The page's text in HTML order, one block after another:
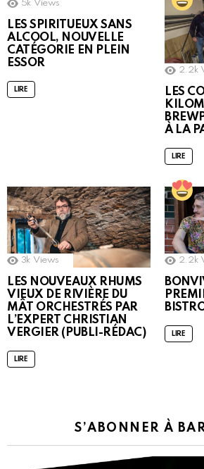
5k Views
LES SPIRITUEUX SANS
ALCOOL, NOUVELLE
CATÉGORIE EN PLEIN
ESSOR
LIRE
2.2k
LES
À LA
LIRE
3k Views
LES NOUVEAUX RHUMS
VIEUX DE RIVIÈRE DU
MÂT ORCHESTRÉS PAR
L’EXPERT CHRISTIAN
VERGIER (PUBLI-RÉDAC)
LIRE
2.2k
LIRE
S’ABONNER À